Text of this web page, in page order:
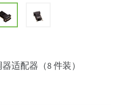
适配器（8 件装）